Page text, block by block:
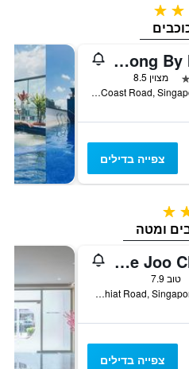
3 כוכבים
Holiday Inn Express Singapore Katong By IHG
מצוין 8.5
88 East Coast Road, Singapore, סינגפור
צפייה בדילים
2 כוכבים
ibis budget Singapore Joo Chiat
טוב 7.9
219 Joo Chiat Road, Singapore, סינגפור
צפייה בדילים